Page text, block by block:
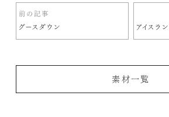
前の記事
グースダウン
素材一覧